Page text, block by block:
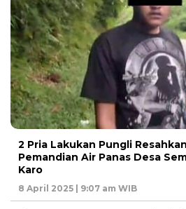
2 Pria Lakukan Pungli
Pemandian Air Panas Desa
Karo
8 April 2025 | 9:07 am WIB